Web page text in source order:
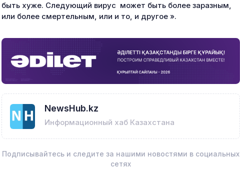
быть хуже. Следующий вирус может быть более заразным,
или более смертельным, или и то, и другое ».
NewsHub.kz
Информационный хаб Казахстана
Подписывайтесь и следите за нашими новостями в социальных
сетях